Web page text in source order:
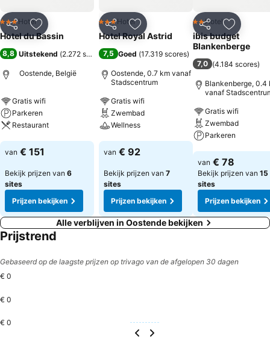
Delen Toevoegen aan favorieten
3 Sterren
Hotel
Hotel du Bassin
8,8 Uitstekend (2.272 scores)
Oostende, België
Gratis wifi
Parkeren
Restaurant
Prijzen bekijken
van € 151
Bekijk prijzen van 6
sites
Prijzen bekijken
Delen Toevoegen aan favorieten
3 Sterren
Hotel
Hotel Royal Astrid
7,5 Goed (17.319 scores)
Oostende, 0.7 km vanaf
Stadscentrum
Gratis wifi
Zwembad
Wellness
Prijzen bekijken
van € 92
Bekijk prijzen van 7
sites
Prijzen bekijken
Delen
2 Sterren
Hotel
ibis budget
Blankenberge
7,0 (4.184 scores)
Blankenberge, 0.4
vanaf
Gratis wifi
Zwembad
Parkeren
Prijzen bekijken
van € 78
Bekijk prijzen van 15
sites
Prijzen bekijken
Alle verblijven in Oostende bekijken
Prijstrend
Gebaseerd op de laagste prijzen op trivago van de afgelopen 30 dagen
€ 0
€ 0
€ 0